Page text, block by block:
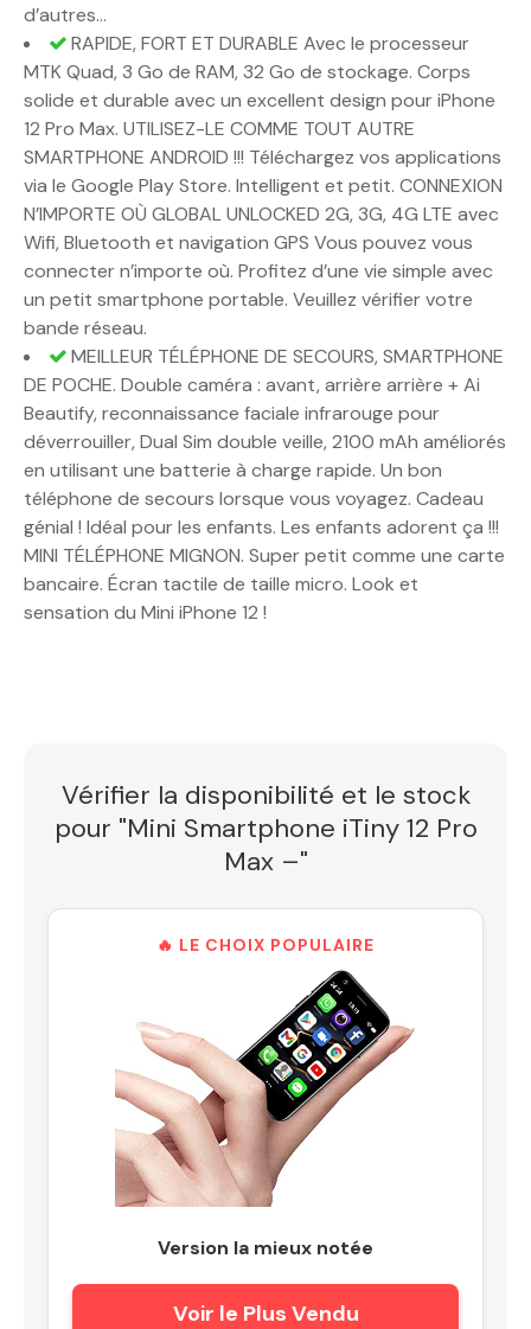
d’autres…
RAPIDE, FORT ET DURABLE Avec le processeur
MTK Quad, 3 Go de RAM, 32 Go de stockage. Corps
solide et durable avec un excellent design pour iPhone
12 Pro Max. UTILISEZ-LE COMME TOUT AUTRE
SMARTPHONE ANDROID !!! Téléchargez vos applications
via le Google Play Store. Intelligent et petit. CONNEXION
N’IMPORTE OÙ GLOBAL UNLOCKED 2G, 3G, 4G LTE avec
Wifi, Bluetooth et navigation GPS Vous pouvez vous
connecter n’importe où. Profitez d’une vie simple avec
un petit smartphone portable. Veuillez vérifier votre
bande réseau.
MEILLEUR TÉLÉPHONE DE SECOURS, SMARTPHONE
DE POCHE. Double caméra : avant, arrière arrière + Ai
Beautify, reconnaissance faciale infrarouge pour
déverrouiller, Dual Sim double veille, 2100 mAh améliorés
en utilisant une batterie à charge rapide. Un bon
téléphone de secours lorsque vous voyagez. Cadeau
génial ! Idéal pour les enfants. Les enfants adorent ça !!!
MINI TÉLÉPHONE MIGNON. Super petit comme une carte
bancaire. Écran tactile de taille micro. Look et
sensation du Mini iPhone 12 !
Vérifier la disponibilité et le stock
pour "Mini Smartphone iTiny 12 Pro
Max –"
🔥 LE CHOIX POPULAIRE
Version la mieux notée
Voir le Plus Vendu